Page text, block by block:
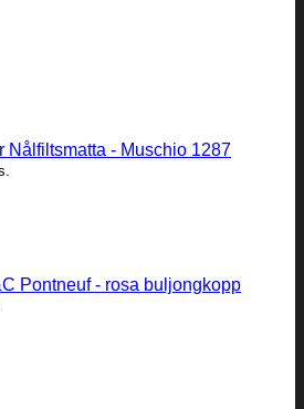
Nålfiltsmatta - Muschio 1287
Pontneuf - rosa buljongkopp